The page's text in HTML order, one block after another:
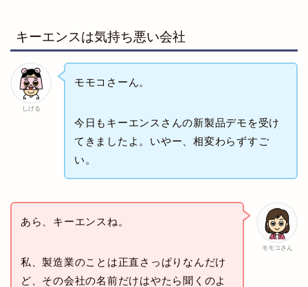
キーエンスは気持ち悪い会社
しげる
モモコさーん。
今日もキーエンスさんの新製品デモを受け
てきましたよ。いやー、相変わらずすご
い。
モモコさん
あら、キーエンスね。
私、製造業のことは正直さっぱりなんだけ
ど、その会社の名前だけはやたら聞くのよ